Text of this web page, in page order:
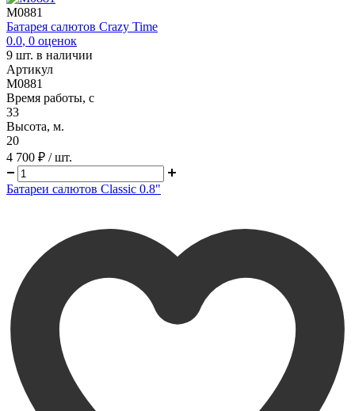
M0881
Батарея салютов Crazy Time
0.0, 0 оценок
9 шт. в наличии
Артикул
M0881
Время работы, с
33
Высота, м.
20
4 700 ₽ / шт.
Батареи салютов Classic 0.8"